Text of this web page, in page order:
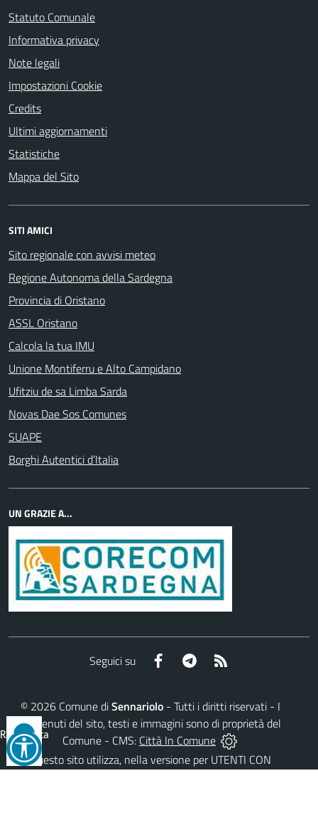
Statuto Comunale
Informativa privacy
Note legali
Impostazioni Cookie
Credits
Ultimi aggiornamenti
Statistiche
Mappa del Sito
SITI AMICI
Sito regionale con avvisi meteo
Regione Autonoma della Sardegna
Provincia di Oristano
ASSL Oristano
Calcola la tua IMU
Unione Montiferru e Alto Campidano
Ufitziu de sa Limba Sarda
Novas Dae Sos Comunes
SUAPE
Borghi Autentici d’Italia
UN GRAZIE A...
Seguici su Facebook Telegram
© 2026 Comune diSennariolo - Tutti i diritti riservati - I
contenuti del sito, testi e immagini sono di proprietà del
Comune - CMS: Città In Comune
Questo sito utilizza, nella versione per UTENTI CON
Reimposta
tutto